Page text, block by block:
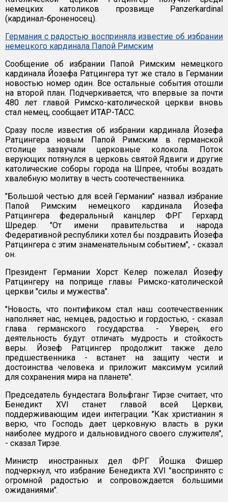
немецких католиков прозвище Panzerkardinal
(кардинал-броненосец).
Германия с радостью восприняла известие об избрании
немецкого кардинала Папой Римским
Сообщение об избрании Папой Римским немецкого
кардинала Йозефа Ратцингера тут же стало в Германии
новостью номер один. Все остальные события отошли
на второй план. Подчеркивается, что впервые за почти
480 лет главой Римско-католической церкви вновь
стал немец, сообщает ИТАР-ТАСС.
Сразу после известия об избрании кардинала Йозефа
Ратцингера новым Папой Римским в германской
столице зазвучали церковные колокола. Поток
верующих потянулся в церковь святой Ядвиги и другие
католические соборы города на Шпрее, чтобы воздать
хвалебную молитву в честь соотечественника.
"Большой честью для всей Германии" назвал избрание
Папой Римским немецкого кардинала Йозефа
Ратцингера федеральный канцлер ФРГ Герхард
Шредер. "От имени правительства и народа
Федеративной республики хотел бы поздравить Йозефа
Ратцингера с этим знаменательным событием", - сказал
он.
Президент Германии Хорст Келер пожелал Йозефу
Ратцингеру на поприще главы Римско-католической
церкви "силы и мужества".
"Новость, что понтификом стал наш соотечественник
наполняет нас, немцев, радостью и гордостью, - сказал
глава германского государства. - Уверен, его
деятельность будут отличать мудрость и стойкость
веры. Йозеф Ратцингер продолжит также дело
предшественника - встанет на защиту чести и
достоинства человека и приложит максимум усилий
для сохранения мира на планете".
Председатель бундестага Вольфганг Тирзе считает, что
Бенедикт ХVI станет главой всей Церкви,
поддерживающим идеи интеграции. "Как христианин я
верю, что Господь дает церковную власть в руки
наиболее мудрого и дальновидного своего служителя",
- сказал Тирзе.
Министр иностранных дел ФРГ Йошка Фишер
подчеркнул, что избрание Бенедикта ХVI "воспринято с
огромной радостью и сопровождается большими
ожиданиями".